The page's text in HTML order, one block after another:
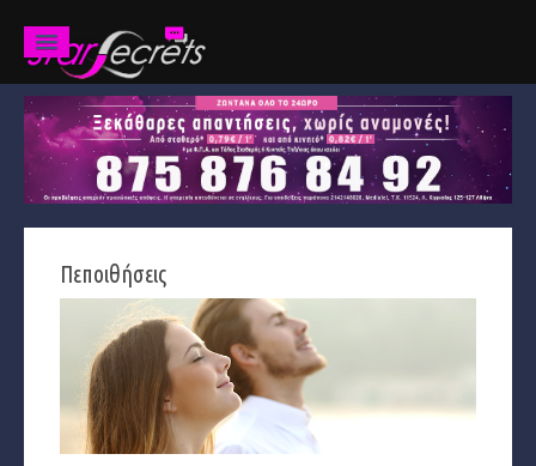
Προβλέψεις
Χαρακτηριστικά
Πεποιθήσεις